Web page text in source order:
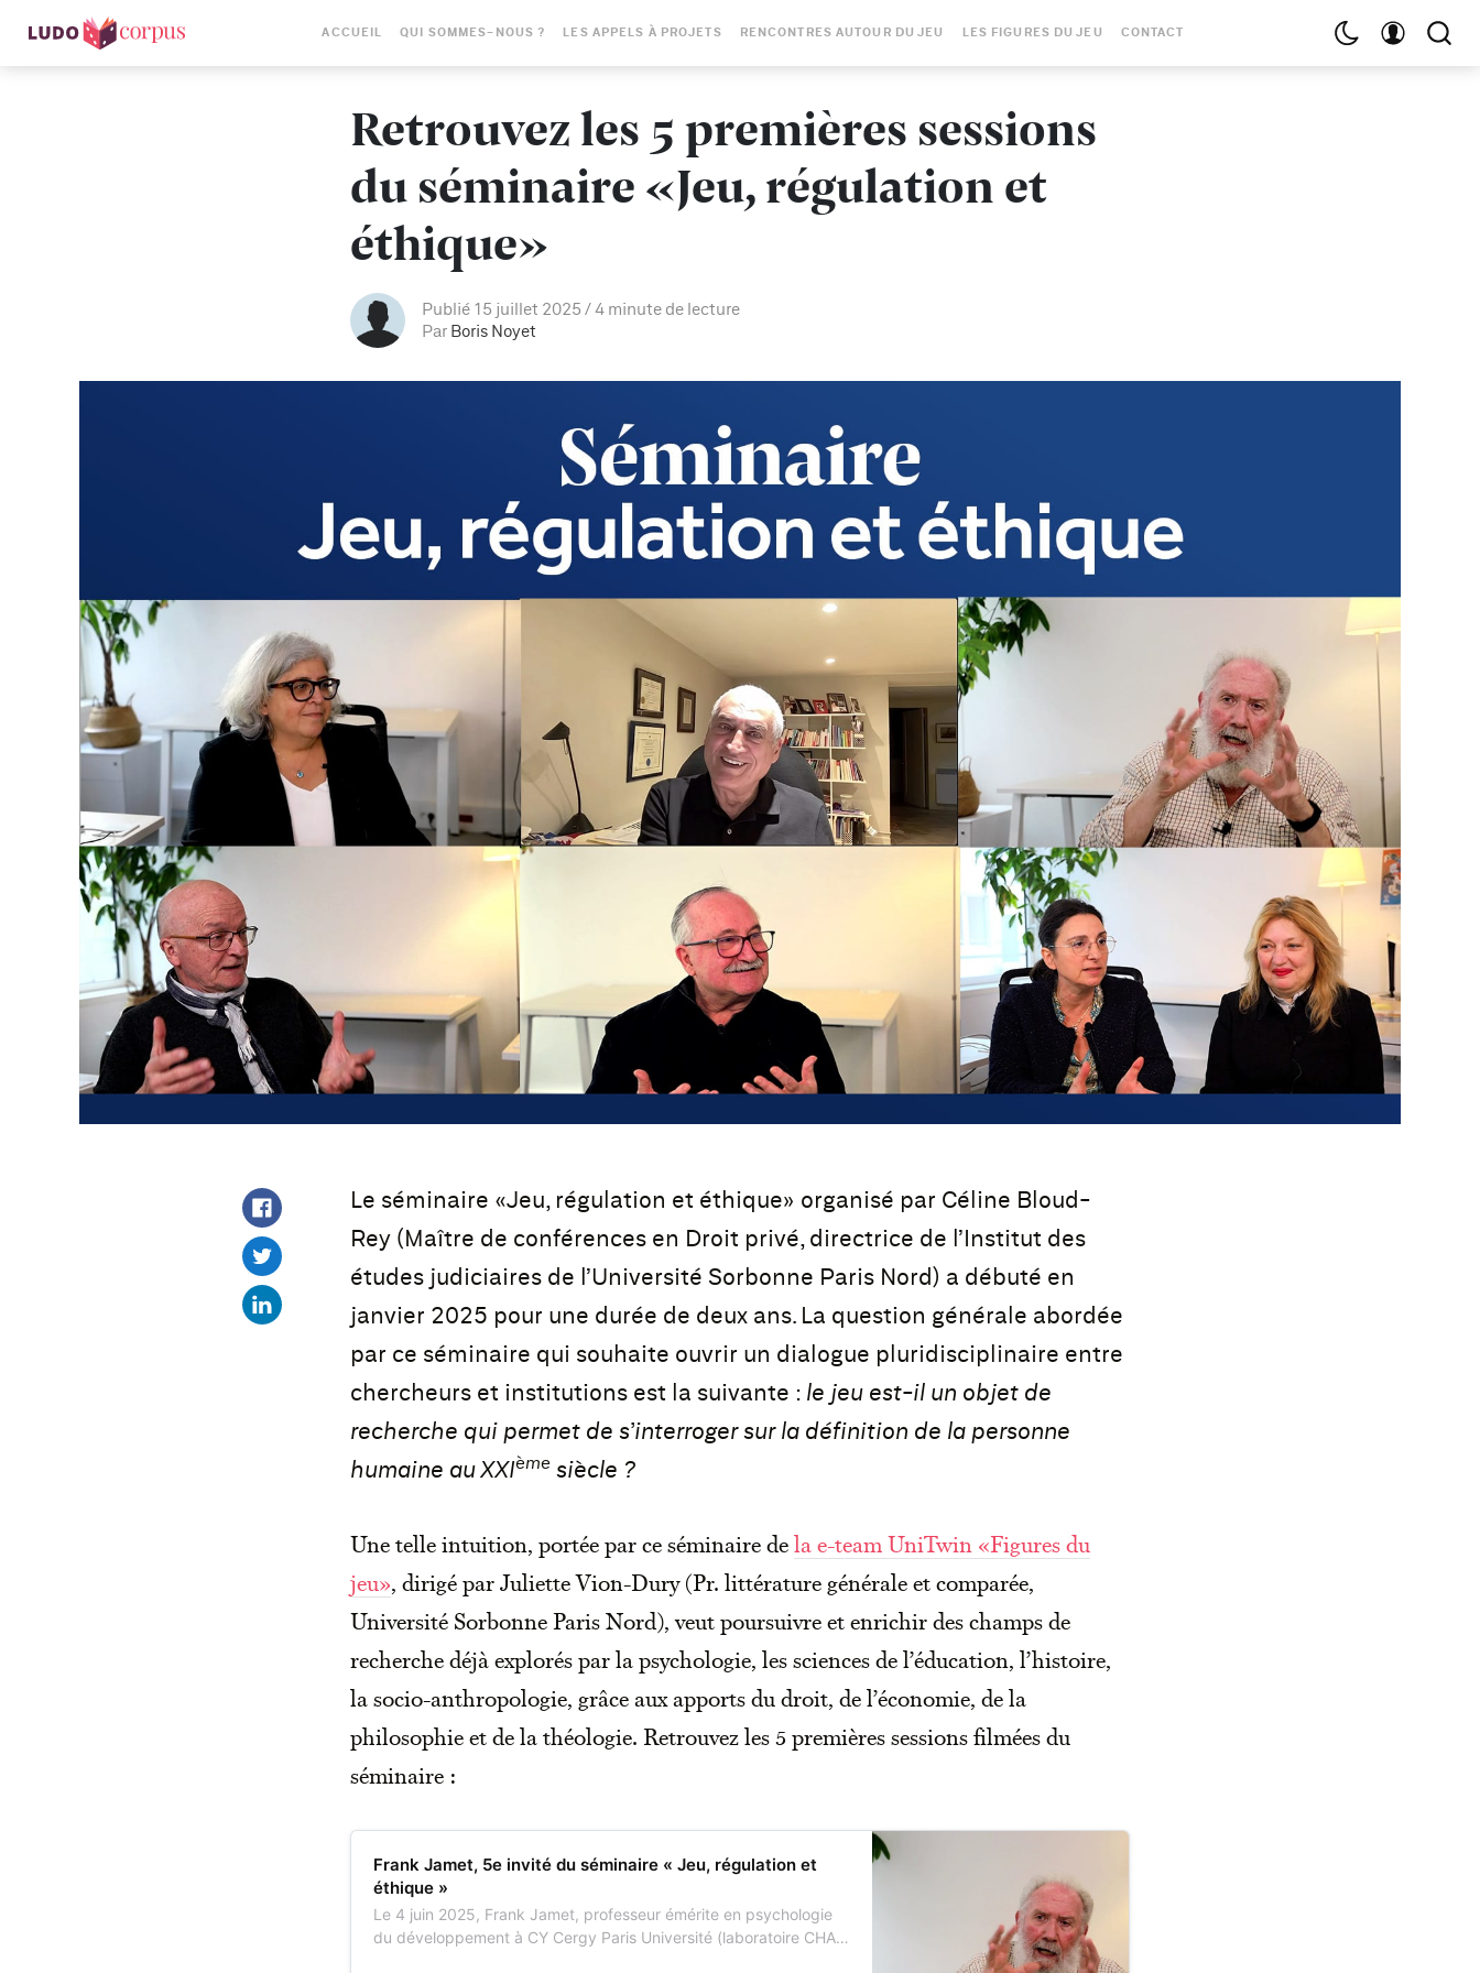
ACCUEIL QUI SOMMES-NOUS ? LES APPELS À PROJETS RENCONTRES AUTOUR DU JEU LES FIGURES DU JEU CONTACT
Retrouvez les 5 premières sessions
du séminaire «Jeu, régulation et
éthique»
Publié 15 juillet 2025
4 minute de lecture
Par Boris Noyet
Le séminaire «Jeu, régulation et éthique» organisé par Céline Bloud-
Rey (Maître de conférences en Droit privé, directrice de l’Institut des
études judiciaires de l’Université Sorbonne Paris Nord) a débuté en
janvier 2025 pour une durée de deux ans. La question générale abordée
par ce séminaire qui souhaite ouvrir un dialogue pluridisciplinaire entre
chercheurs et institutions est la suivante : le jeu est-il un objet de
recherche qui permet de s’interroger sur la définition de la personne
humaine au XXIème siècle ?
Une telle intuition, portée par ce séminaire dela e-team UniTwin «Figures du
jeu», dirigé par Juliette Vion-Dury (Pr. littérature générale et comparée,
Université Sorbonne Paris Nord), veut poursuivre et enrichir des champs de
recherche déjà explorés par la psychologie, les sciences de l’éducation, l’histoire,
la socio-anthropologie, grâce aux apports du droit, de l’économie, de la
philosophie et de la théologie. Retrouvez les 5 premières sessions filmées du
séminaire :
Frank Jamet, 5e invité du séminaire « Jeu, régulation et
éthique »
Le 4 juin 2025, Frank Jamet, professeur émérite en psychologie
du développement à CY Cergy Paris Université (laboratoire CHArt